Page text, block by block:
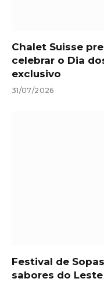
Chalet Suisse
celebrar o Dia
exclusivo
31/07/2026
Festival de
sabores do